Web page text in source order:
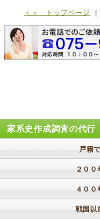
＜＜ トップページ
家系史作成調査の代行
戸籍
２０
４０
戦国以